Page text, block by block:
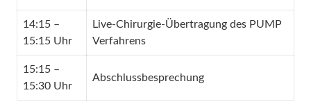
14:15 –
15:15 Uhr
Live-Chirurgie-Übertragung des PUMP
Verfahrens
15:15 –
15:30 Uhr
Abschlussbesprechung